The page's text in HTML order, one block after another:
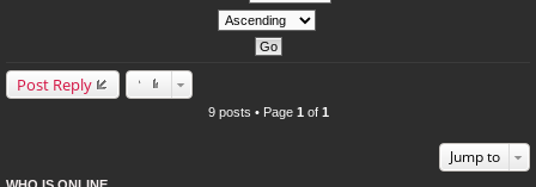
Post Reply
9 posts • Page 1 of 1
Jump to
WHO IS ONLINE